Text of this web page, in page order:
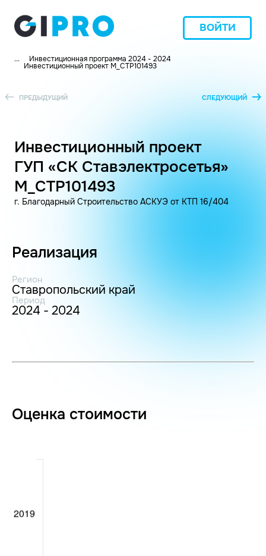
ВОЙТИ
... Инвестиционная программа 2024 - 2024
Инвестиционный проект M_СТР101493
ПРЕДЫДУЩИЙ СЛЕДУЮЩИЙ
Инвестиционный проект
ГУП «СК Ставэлектросетья»
M_СТР101493
г. Благодарный Строительство АСКУЭ от КТП 16/404
Реализация
Регион
Ставропольский край
Период
2024 - 2024
Оценка стоимости